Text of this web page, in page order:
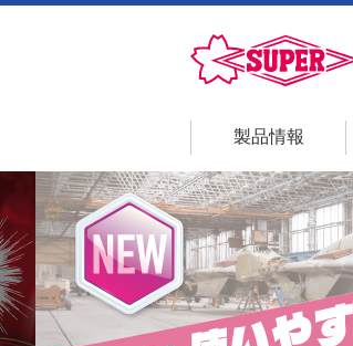
製品情報